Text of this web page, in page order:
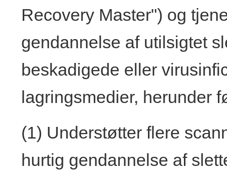
Recovery Master") og
gendannelse af utilsigtet
beskadigede eller
lagringsmedier, herunder
(1) Understøtter flere
hurtig gendannelse af